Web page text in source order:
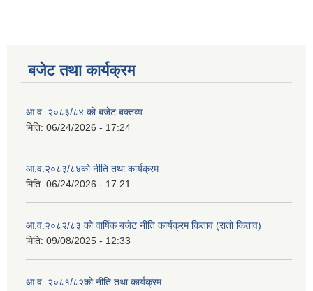
बजेट तथा कार्यक्रम
आ.व. २०८३/८४ को बजेट बक्तव्य
मिति: 06/24/2026 - 17:24
आ.व.२०८३/८४को नीति तथा कार्यक्रम
मिति: 06/24/2026 - 17:21
आ.व.२०८२/८३ को वार्षिक बजेट नीति कार्यक्रम किताव (रातो किताव)
मिति: 09/08/2025 - 12:33
आ.व. २०८१/८२को नीति तथा कार्यक्रम